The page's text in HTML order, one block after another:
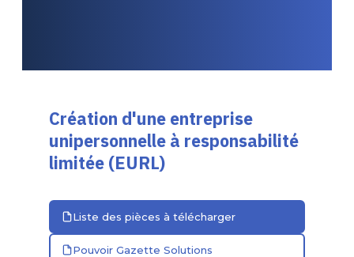
Création d'une entreprise
unipersonnelle à responsabilité
limitée (EURL)
Liste des pièces à télécharger
Pouvoir Gazette Solutions